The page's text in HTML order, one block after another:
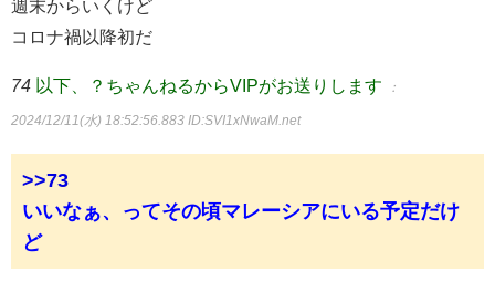
週末からいくけど
コロナ禍以降初だ
74 以下、？ちゃんねるからVIPがお送りします ：
2024/12/11(水) 18:52:56.883 ID:SVI1xNwaM.net
>>73
いいなぁ、ってその頃マレーシアにいる予定だけ
ど